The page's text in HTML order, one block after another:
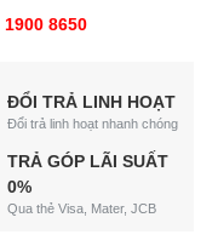
1900 8650
ĐỔI TRẢ LINH HOẠT
Đổi trả linh hoạt nhanh chóng
TRẢ GÓP LÃI SUẤT
0%
Qua thẻ Visa, Mater, JCB